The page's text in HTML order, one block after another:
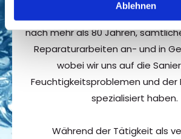
Ablehnen
nach mehr als 80 Jahren,
Reparaturarbeiten an- und in
wobei wir uns auf die
Feuchtigkeitsproblemen und der
spezialisiert haben.
Während der Tätigkeit als